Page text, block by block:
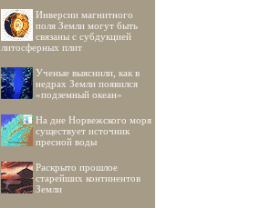
Инверсии магнитного
поля Земли могут быть
связаны с субдукцией
литосферных плит
Ученые выяснили, как в
недрах Земли появился
«подземный океан»
На дне Норвежского моря
существует источник
пресной воды
Раскрыто прошлое
старейших континентов
Земли